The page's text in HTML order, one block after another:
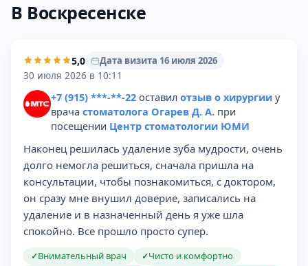
В Воскресенске
5,0
Дата визита 16 июля 2026
30 июля 2026 в 10:11
+7 (915) ***-**-22 оставил отзыв о хирургии у
врача стоматолога Огарев Д. А. при
посещении Центр стоматологии ЮМИ
Наконец решилась удаление зуба мудрости, очень
долго немогла решиться, сначала пришла на
консультации, чтобы познакомиться, с доктором,
он сразу мне внушил доверие, записались на
удаление и в назначенный день я уже шла
спокойно. Все прошло просто супер.
✓Внимательный врач ✓Чисто и комфортно